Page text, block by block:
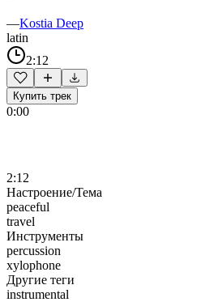
—Kostia Deep
latin
2:12
Купить трек
0:00
2:12
Настроение/Тема
peaceful
travel
Инструменты
percussion
xylophone
Другие теги
instrumental